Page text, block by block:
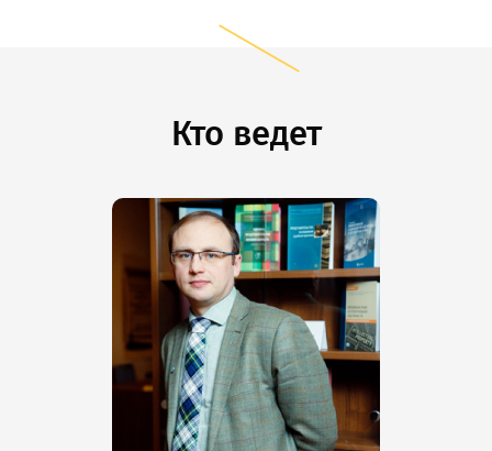
Кто ведет